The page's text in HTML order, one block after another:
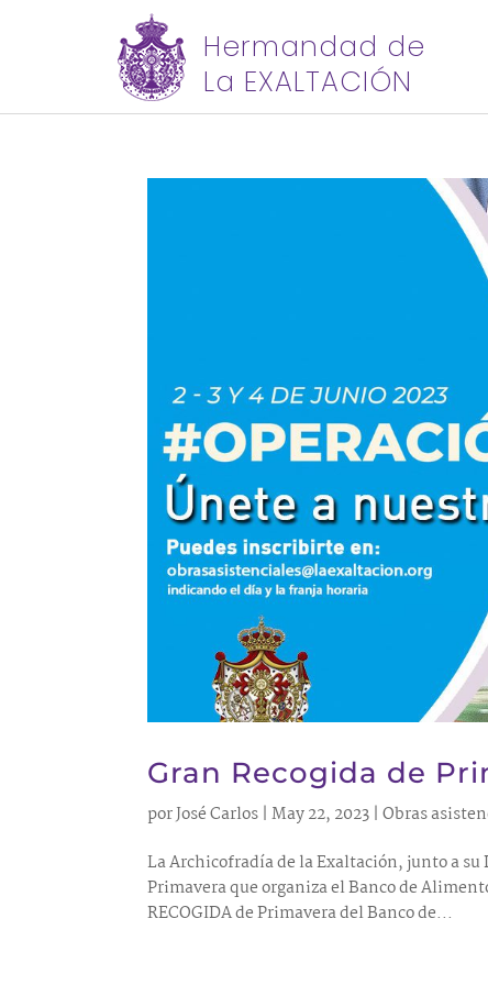
Hermandad de
La EXALTACIÓN
Gran Recogida de
porJosé Carlos |May 22, 2023 |Obras
La Archicofradía de la Exaltación, junto a
Primavera que organiza el Banco de
RECOGIDA de Primavera del Banco de...